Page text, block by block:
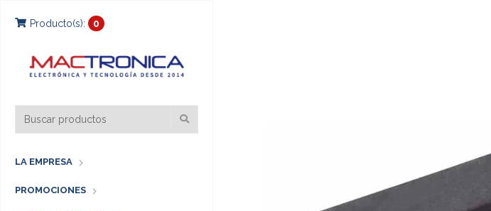
Producto(s): 0
LA EMPRESA
PROMOCIONES